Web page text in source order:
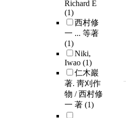
Richard E
(1)
西村修
一 ... 等著
(1)
Niki,
Iwao (1)
仁木巖
著. 靑刈作
物 / 西村修
一 著 (1)